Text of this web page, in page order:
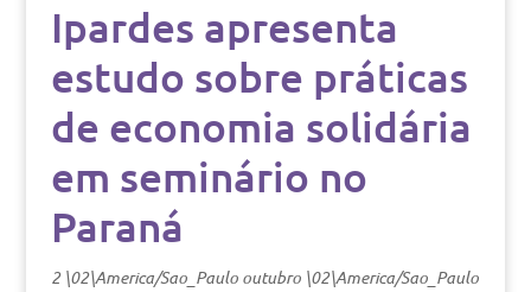
Ipardes apresenta
estudo sobre práticas
de economia solidária
em seminário no
Paraná
2 \02\America/Sao_Paulo outubro \02\America/Sao_Paulo